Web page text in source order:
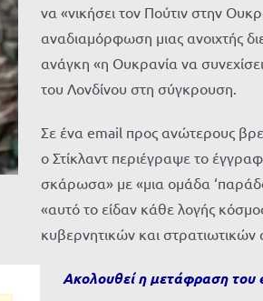
να «νικήσει τον Πούτιν στην
αναδιαμόρφωση μιας ανοιχτής
ανάγκη «η Ουκρανία να
του Λονδίνου στη σύγκρουση.
Σε ένα email προς ανώτερους
ο Στίκλαντ περιέγραψε το
σκάρωσα» με «μια ομάδα
«αυτό το είδαν κάθε λογής
κυβερνητικών και
Ακολουθεί η μετάφραση του